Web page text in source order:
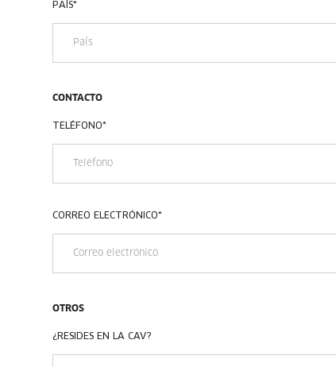
PAÍS*
CONTACTO
TELÉFONO*
CORREO ELECTRÓNICO*
OTROS
¿RESIDES EN LA CAV?